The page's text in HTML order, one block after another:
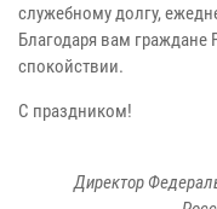
служебному долгу,
Благодаря вам граждане
спокойствии.
С праздником!
Директор